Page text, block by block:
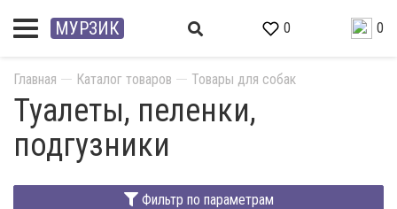
МУРЗИК 0 0
Главная Каталог товаров Товары для собак
Туалеты, пеленки,
подгузники
Фильтр по параметрам